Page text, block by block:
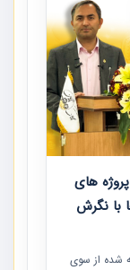
های
با نگرش
شده از سوی